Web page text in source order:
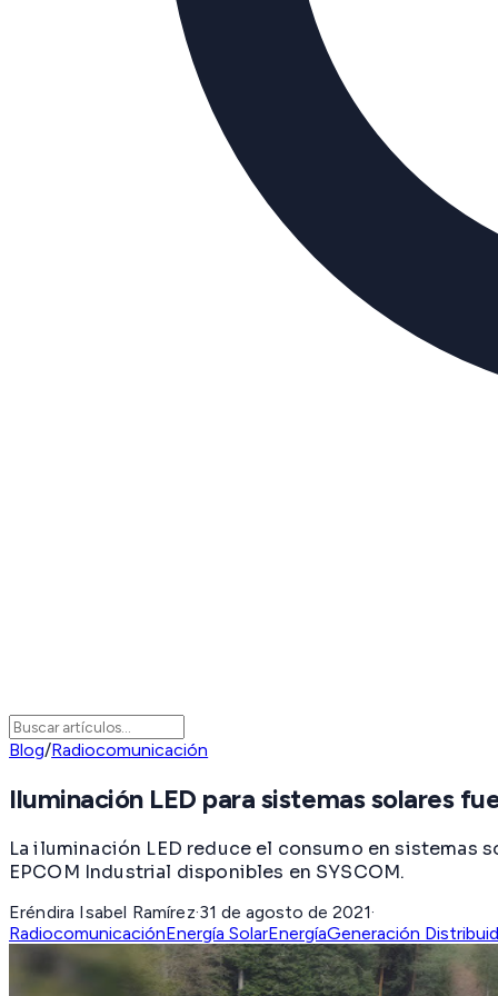
Blog/Radiocomunicación
Iluminación LED para sistemas solares
La iluminación LED reduce el consumo en sistemas
EPCOM Industrial disponibles en SYSCOM.
Eréndira Isabel Ramírez·31 de agosto de 2021·
RadiocomunicaciónEnergía SolarEnergíaGeneración